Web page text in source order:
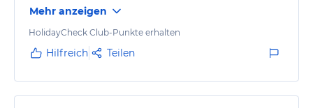
Man kann sich auf einer Liege unter Pinienbäumen
ausruhen und die Schönheit der Natur geniessen. Das
Zimmer war auch sehr schön, eines der bequemsten
schon über 50 Mal in der Türkei, auch im Maxx Royal
etc. aber…
Mehr anzeigen
HolidayCheck Club-Punkte erhalten
Hilfreich Teilen